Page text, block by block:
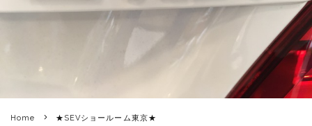
Home ★SEVショールーム東京★